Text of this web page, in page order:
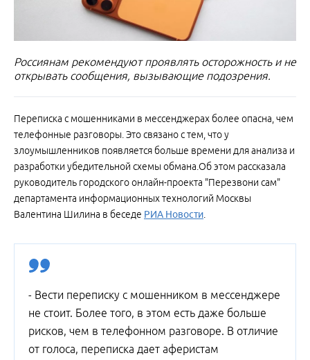
Россиянам рекомендуют проявлять осторожность и не
открывать сообщения, вызывающие подозрения.
Переписка с мошенниками в мессенджерах более опасна, чем
телефонные разговоры. Это связано с тем, что у
злоумышленников появляется больше времени для анализа и
разработки убедительной схемы обмана.Об этом рассказала
руководитель городского онлайн-проекта "Перезвони сам"
департамента информационных технологий Москвы
Валентина Шилина в беседе РИА Новости.
- Вести переписку с мошенником в мессенджере
не стоит. Более того, в этом есть даже больше
рисков, чем в телефонном разговоре. В отличие
от голоса, переписка дает аферистам